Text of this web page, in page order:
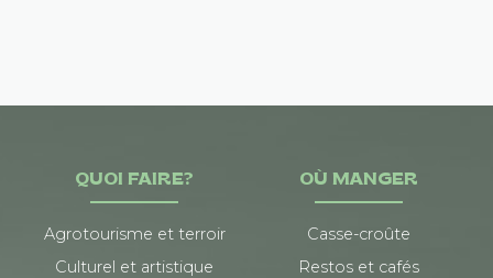
QUOI FAIRE?
Agrotourisme et terroir
Culturel et artistique
OÙ MANGER
Casse-croûte
Restos et cafés